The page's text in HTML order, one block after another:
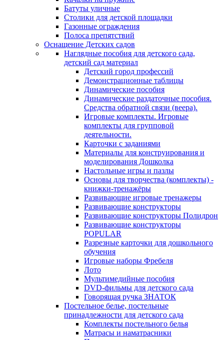
Батуты уличные
Столики для детской площадки
Газонные ограждения
Полоса препятствий
Оснащение Детских садов
Наглядные пособия для детского сада,
детский сад материал
Детский город профессий
Демонстрационные таблицы
Динамические пособия
Динамические раздаточные пособия.
Средства обратной связи (веера).
Игровые комплекты. Игровые
комплекты для групповой
деятельности.
Карточки с заданиями
Материалы для конструирования и
моделирования Дошколка
Настольные игры и пазлы
Основы для творчества (комплекты) -
книжки-тренажёры
Развивающие игровые тренажеры
Развивающие конструкторы
Развивающие конструкторы Полидрон
Развивающие конструкторы
POPULAR
Разрезные карточки для дошкольного
обучения
Игровые наборы Фребеля
Лото
Мультимедийные пособия
DVD-фильмы для детского сада
Говорящая ручка ЗНАТОК
Постельное белье, постельные
принадлежности для детского сада
Комплекты постельного белья
Матрасы и наматрасники